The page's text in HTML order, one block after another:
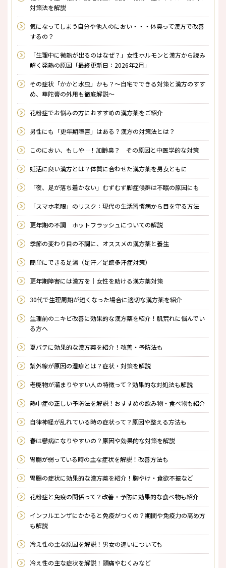
対策法を解説
気になってしまう自分や他人のにおい・・・体臭って漢方で改善
するの？
「生理中に微熱が出るのはなぜ？」女性ホルモンと漢方から読み
解く発熱の原因「最終更新日：2026年2月」
その症状「かかと水虫」かも？～自宅でできる対策と漢方のすす
め、華陀膏の外用も徹底解説～
花粉症でお悩みの方におすすめの漢方薬をご紹介
男性にも「更年期障害」はある？漢方の対策法とは？
このにおい、もしや…！加齢臭？ その原因と中医学的な対策
妊活に良い漢方とは？体質に合わせた漢方薬を男女ともに
「夜、足が落ち着かない」むずむず脚症候群は不眠の原因にも
「スマホ老眼」のリスク：現代の生活習慣病から目を守る方法
更年期の不調 ホットフラッシュについての解説
季節の変わり目の不調に、オススメの漢方薬と養生
簡単にできる足湯（足汗／足蹠多汗症対策）
更年期障害には漢方を｜女性を助ける漢方薬対策
30代で生理周期が短くなった場合に適切な漢方薬を紹介
生理前のニキビ改善に効果的な漢方薬を紹介！肌荒れに悩んでい
る方へ
夏バテに効果的な漢方薬を紹介！改善・予防法も
紫外線が原因の湿疹とは？症状・対策を解説
老廃物が溜まりやすい人の特徴って？効果的な対処法も解説
熱中症の正しい予防法を解説！おすすめの飲み物・食べ物も紹介
自律神経が乱れている時の症状って？原因や整える方法も
春は鬱病になりやすいの？原因や効果的な対策を解説
胃腸が弱っている時の主な症状を解説！改善方法も
胃腸の症状に効果的な漢方薬を紹介！胸やけ・食欲不振など
花粉症と免疫の関係って？改善・予防に効果的な食べ物も紹介
インフルエンザにかかると免疫がつくの？期間や免疫力の高め方
も解説
冷え性の主な原因を解説！男女の違いについても
冷え性の主な症状を解説！頭痛やむくみなど